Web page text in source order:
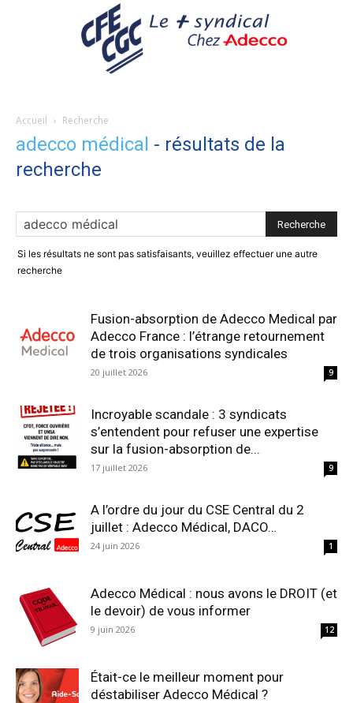
Accueil Recherche
adecco médical - résultats de la
recherche
Si les résultats ne sont pas satisfaisants, veuillez effectuer une autre
recherche
Fusion-absorption de Adecco Medical par
Adecco France : l’étrange retournement
de trois organisations syndicales
20 juillet 2026 9
Incroyable scandale : 3 syndicats
s’entendent pour refuser une expertise
sur la fusion-absorption de...
17 juillet 2026 9
A l’ordre du jour du CSE Central du 2
juillet : Adecco Médical, DACO…
24 juin 2026 1
Adecco Médical : nous avons le DROIT (et
le devoir) de vous informer
9 juin 2026 12
Était-ce le meilleur moment pour
déstabiliser Adecco Médical ?